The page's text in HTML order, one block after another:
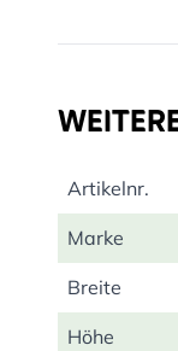
• mit einer
Artikelnr.
Marke
Breite
Höhe